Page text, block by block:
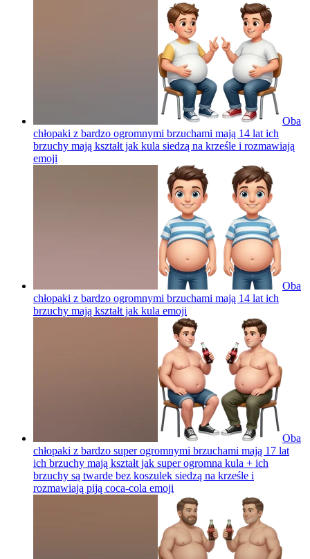
Oba
chłopaki z bardzo ogromnymi brzuchami mają 14 lat ich
brzuchy mają kształt jak kula siedzą na krześle i rozmawiają
emoji
Oba
chłopaki z bardzo ogromnymi brzuchami mają 14 lat ich
brzuchy mają kształt jak kula emoji
Oba
chłopaki z bardzo super ogromnymi brzuchami mają 17 lat
ich brzuchy mają kształt jak super ogromna kula + ich
brzuchy są twarde bez koszulek siedzą na krześle i
rozmawiają piją coca-cola emoji